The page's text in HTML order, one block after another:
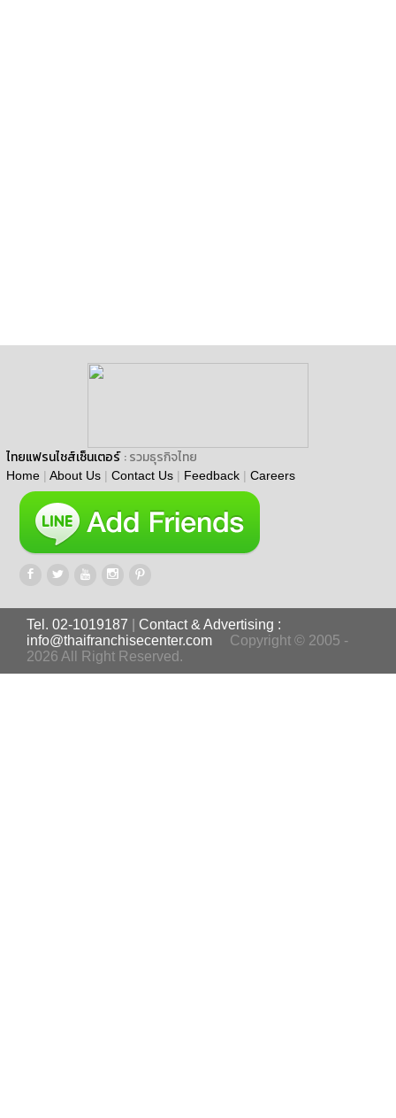
ไทยแฟรนไชส์เซ็นเตอร์ : รวมธุรกิจไทย
Home | About Us | Contact Us | Feedback | Careers
Tel. 02-1019187
Contact & Advertising :
info@thaifranchisecenter.com
Copyright © 2005 -
2026 All Right Reserved.